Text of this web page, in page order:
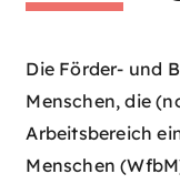
Die Förder- und
Menschen, die
Arbeitsbereich
Menschen